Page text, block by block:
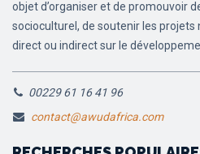
objet d’organiser et de promouvoir
socioculturel, de soutenir les
direct ou indirect sur le
00229 61 16 41 96
contact@awudafrica.com